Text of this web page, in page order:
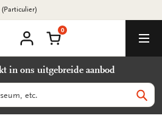
account
Winkelmand
0
in ons uitgebreide aanbod